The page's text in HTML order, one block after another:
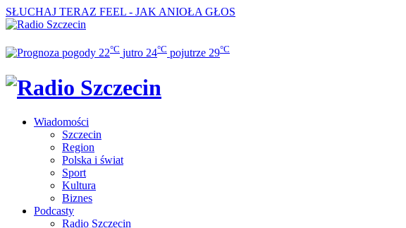
SŁUCHAJ TERAZ FEEL - JAK ANIOŁA GŁOS
22°C jutro 24°C pojutrze 29°C
Wiadomości
Szczecin
Region
Polska i świat
Sport
Kultura
Biznes
Podcasty
Radio Szczecin